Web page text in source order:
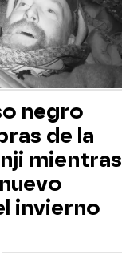
negro
de la
mientras
invierno